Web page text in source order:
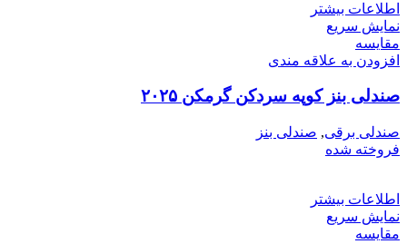
اطلاعات بیشتر
نمایش سریع
مقايسه
افزودن به علاقه مندی
صندلی بنز کوپه سردکن گرمکن ۲۰۲۵
صندلی برقی, صندلی بنز
فروخته شده
اطلاعات بیشتر
نمایش سریع
مقايسه